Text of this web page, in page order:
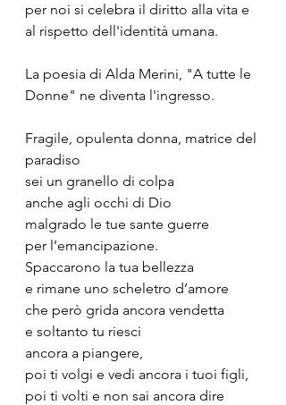
per noi si celebra il diritto alla vita e
al rispetto dell'identità umana.
La poesia di Alda Merini, "A tutte le
Donne" ne diventa l'ingresso.
Fragile, opulenta donna, matrice del
paradiso
sei un granello di colpa
anche agli occhi di Dio
malgrado le tue sante guerre
per l’emancipazione.
Spaccarono la tua bellezza
e rimane uno scheletro d’amore
che però grida ancora vendetta
e soltanto tu riesci
ancora a piangere,
poi ti volgi e vedi ancora i tuoi figli,
poi ti volti e non sai ancora dire